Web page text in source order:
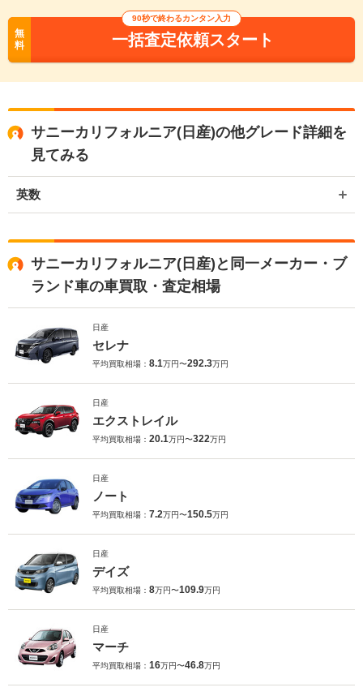
無
料
90秒で終わるカンタン入力
一括査定依頼スタート
サニーカリフォルニア(日産)の他グレード詳細を
見てみる
英数
サニーカリフォルニア(日産)と同一メーカー・ブ
ランド車の車買取・査定相場
日産
セレナ
平均買取相場： 8.1万円〜292.3万円
日産
エクストレイル
平均買取相場： 20.1万円〜322万円
日産
ノート
平均買取相場： 7.2万円〜150.5万円
日産
デイズ
平均買取相場： 8万円〜109.9万円
日産
マーチ
平均買取相場： 16万円〜46.8万円